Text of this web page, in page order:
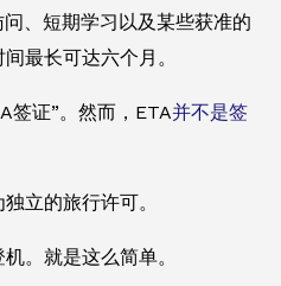
问、短期学习以及某些获准的
最长可达六个月。
签证”。然而，ETA并不是签
立的旅行许可。
。就是这么简单。